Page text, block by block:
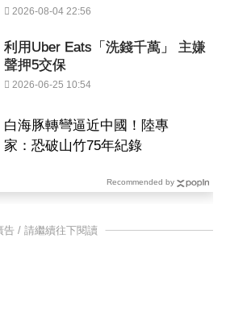
2026-08-04 22:56
利用Uber Eats「洗錢千萬」 主嫌
聲押5交保
2026-06-25 10:54
白海豚轉彎逼近中國！陸專
家：恐破山竹75年紀錄
Recommended by
告 / 請繼續往下閱讀